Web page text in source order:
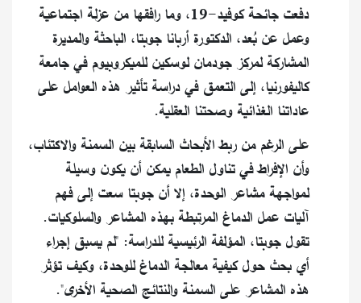
دفعت جائحة كوفيد-19، وما رافقها من عزلة اجتماعية
وعمل عن بُعد، الدكتورة أربانا جوبتا، الباحثة والمديرة
المشاركة لمركز جودمان لوسكين للميكروبيوم في جامعة
كاليفورنيا، إلى التعمق في دراسة تأثير هذه العوامل على
عاداتنا الغذائية وصحتنا العقلية.
على الرغم من ربط الأبحاث السابقة بين السمنة والاكتئاب،
وأن الإفراط في تناول الطعام يمكن أن يكون وسيلة
لمواجهة مشاعر الوحدة، إلا أن جوبتا سعت إلى فهم
آليات عمل الدماغ المرتبطة بهذه المشاعر والسلوكيات.
تقول جوبتا، المؤلفة الرئيسية للدراسة: "لم يسبق إجراء
أي بحث حول كيفية معالجة الدماغ للوحدة، وكيف تؤثر
هذه المشاعر على السمنة والنتائج الصحية الأخرى".